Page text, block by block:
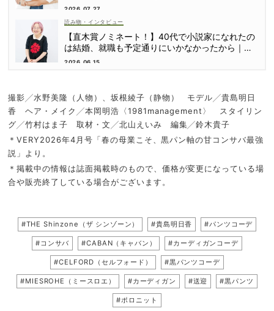
2026.07.27
読み物・インタビュー
【直木賞ノミネート！】40代で小説家になれたの
は結婚、就職も予定通りにいかなかったから｜朝
倉かすみさん
2026.06.15
撮影╱水野美隆（人物）、坂根綾子（静物） モデル╱貴島明日
香 ヘア・メイク╱本岡明浩〈1981management〉 スタイリン
グ╱竹村はま子 取材・文╱北山えいみ 編集╱鈴木貴子
＊VERY2026年4月号「春の母業こそ、黒パン軸の甘コンサバ最強
説」より。
＊掲載中の情報は誌面掲載時のもので、価格が変更になっている場
合や販売終了している場合がございます。
#THE Shinzone（ザ シンゾーン） #貴島明日香 #パンツコーデ
#コンサバ #CABAN（キャバン） #カーディガンコーデ
#CELFORD（セルフォード） #黒パンツコーデ
#MIESROHE（ミースロエ） #カーディガン #送迎 #黒パンツ
#ポロニット